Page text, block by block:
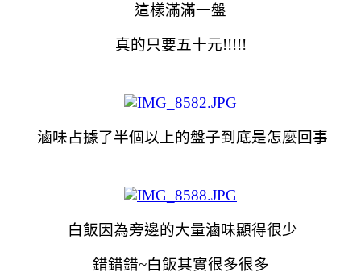
這樣滿滿一盤
真的只要五十元!!!!!
滷味占據了半個以上的盤子到底是怎麼回事
白飯因為旁邊的大量滷味顯得很少
錯錯錯~白飯其實很多很多